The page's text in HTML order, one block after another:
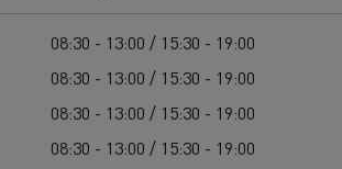
08:30 - 13:00 / 15:30 - 19:00
08:30 - 13:00 / 15:30 - 19:00
08:30 - 13:00 / 15:30 - 19:00
08:30 - 13:00 / 15:30 - 19:00